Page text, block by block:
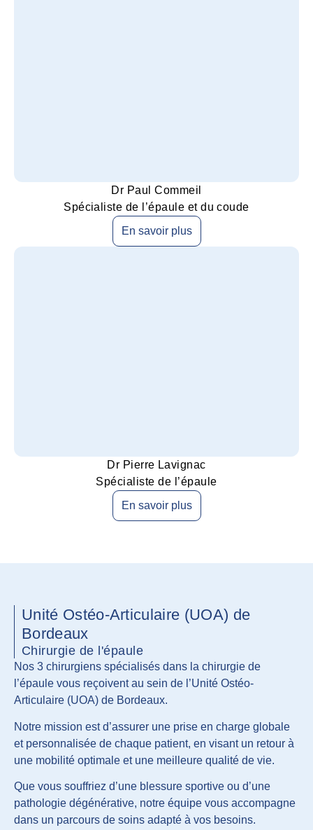
Dr Paul Commeil
Spécialiste de l’épaule et du coude
En savoir plus
Dr Pierre Lavignac
Spécialiste de l’épaule
En savoir plus
Unité Ostéo-Articulaire (UOA) de
Bordeaux
Chirurgie de l'épaule
Nos 3 chirurgiens spécialisés dans la chirurgie de
l’épaule vous reçoivent au sein de l’Unité Ostéo-
Articulaire (UOA) de Bordeaux.
Notre mission est d’assurer une prise en charge globale
et personnalisée de chaque patient, en visant un retour à
une mobilité optimale et une meilleure qualité de vie.
Que vous souffriez d’une blessure sportive ou d’une
pathologie dégénérative, notre équipe vous accompagne
dans un parcours de soins adapté à vos besoins.